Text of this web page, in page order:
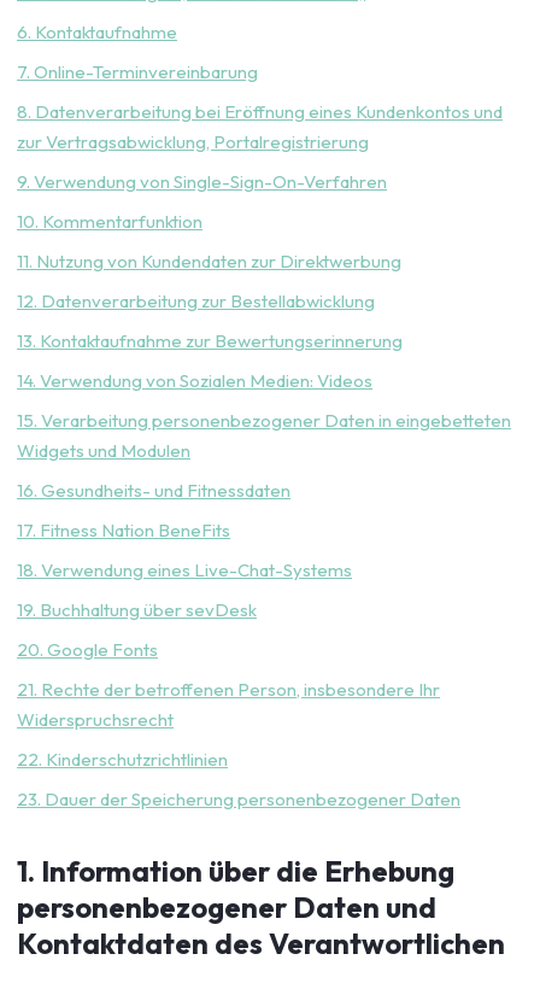
6. Kontaktaufnahme
7. Online-Terminvereinbarung
8. Datenverarbeitung bei Eröffnung eines Kundenkontos und
zur Vertragsabwicklung, Portalregistrierung
9. Verwendung von Single-Sign-On-Verfahren
10. Kommentarfunktion
11. Nutzung von Kundendaten zur Direktwerbung
12. Datenverarbeitung zur Bestellabwicklung
13. Kontaktaufnahme zur Bewertungserinnerung
14. Verwendung von Sozialen Medien: Videos
15. Verarbeitung personenbezogener Daten in eingebetteten
Widgets und Modulen
16. Gesundheits- und Fitnessdaten
17. Fitness Nation BeneFits
18. Verwendung eines Live-Chat-Systems
19. Buchhaltung über sevDesk
20. Google Fonts
21. Rechte der betroffenen Person, insbesondere Ihr
Widerspruchsrecht
22. Kinderschutzrichtlinien
23. Dauer der Speicherung personenbezogener Daten
1. Information über die Erhebung
personenbezogener Daten und
Kontaktdaten des Verantwortlichen